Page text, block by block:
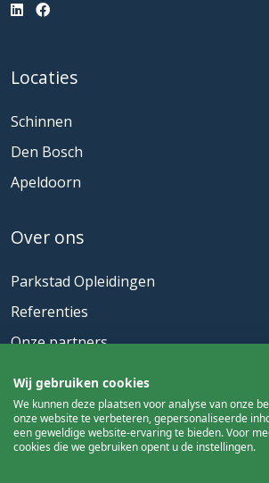
Locaties
Schinnen
Den Bosch
Apeldoorn
Over ons
Parkstad Opleidingen
Referenties
Onze partners
Nieuwsbrief
Wij gebruiken cookies
We kunnen deze plaatsen voor analyse van onze
onze website te verbeteren, gepersonaliseerde
een geweldige website-ervaring te bieden. Voor
cookies die we gebruiken opent u de instellingen.